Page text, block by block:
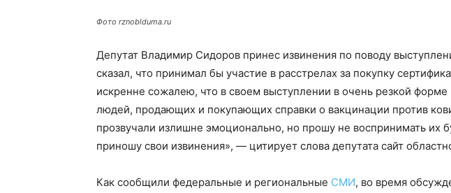
Фото rznoblduma.ru
Депутат Владимир Сидоров принес извинения по поводу
сказал, что принимал бы участие в расстрелах за покупку
искренне сожалею, что в своем выступлении в очень резкой форме
людей, продающих и покупающих справки о вакцинации против
прозвучали излишне эмоционально, но прошу не воспринимать их
приношу свои извинения», — цитирует слова депутата сайт
Как сообщили федеральные и региональные СМИ, во время